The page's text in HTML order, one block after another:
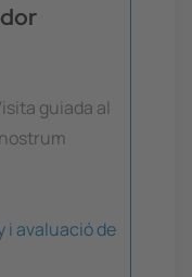
guiada al
i avaluació de